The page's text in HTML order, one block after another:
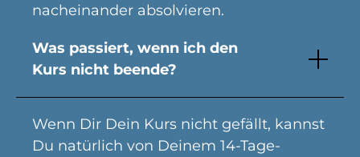
nacheinander absolvieren.
Was passiert, wenn ich den
Kurs nicht beende?
Wenn Dir Dein Kurs nicht gefällt, kannst
Du natürlich von Deinem 14-Tage-